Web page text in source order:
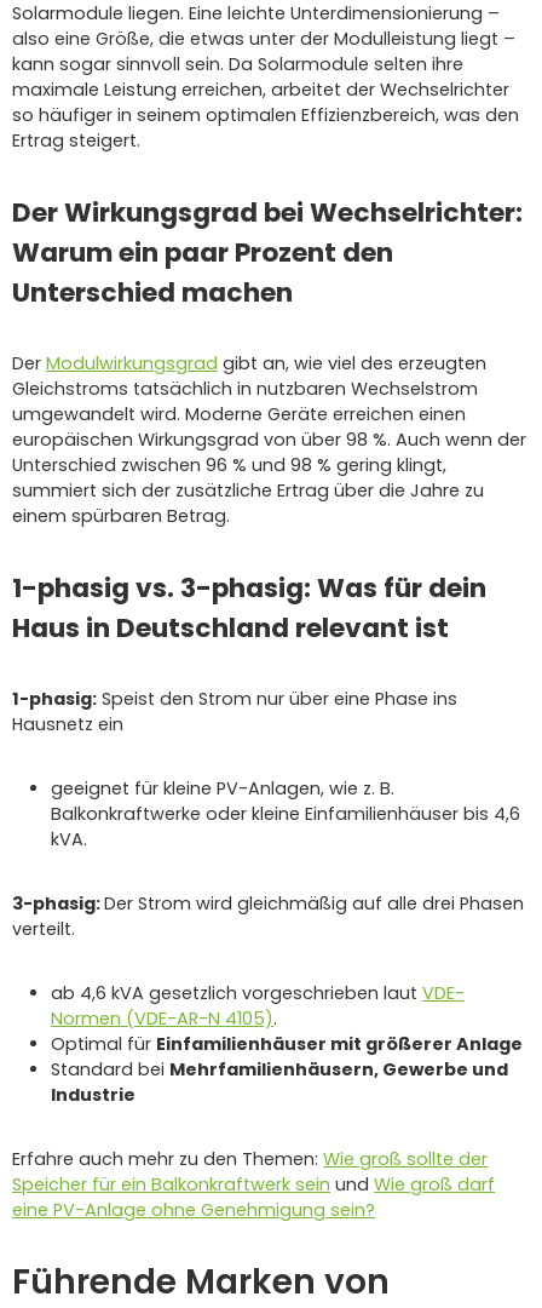
Solarmodule liegen. Eine leichte Unterdimensionierung –
also eine Größe, die etwas unter der Modulleistung liegt –
kann sogar sinnvoll sein. Da Solarmodule selten ihre
maximale Leistung erreichen, arbeitet der Wechselrichter
so häufiger in seinem optimalen Effizienzbereich, was den
Ertrag steigert.
Der Wirkungsgrad bei Wechselrichter:
Warum ein paar Prozent den
Unterschied machen
Der Modulwirkungsgrad gibt an, wie viel des erzeugten
Gleichstroms tatsächlich in nutzbaren Wechselstrom
umgewandelt wird. Moderne Geräte erreichen einen
europäischen Wirkungsgrad von über 98 %. Auch wenn der
Unterschied zwischen 96 % und 98 % gering klingt,
summiert sich der zusätzliche Ertrag über die Jahre zu
einem spürbaren Betrag.
1-phasig vs. 3-phasig: Was für dein
Haus in Deutschland relevant ist
1-phasig: Speist den Strom nur über eine Phase ins
Hausnetz ein
geeignet für kleine PV-Anlagen, wie z. B.
Balkonkraftwerke oder kleine Einfamilienhäuser bis 4,6
kVA.
3-phasig:Der Strom wird gleichmäßig auf alle drei Phasen
verteilt.
ab 4,6 kVA gesetzlich vorgeschrieben laut VDE-
Normen (VDE-AR-N 4105).
Optimal für Einfamilienhäuser mit größerer Anlage
Standard bei Mehrfamilienhäusern, Gewerbe und
Industrie
Erfahre auch mehr zu den Themen: Wie groß sollte der
Speicher für ein Balkonkraftwerk sein und Wie groß darf
eine PV-Anlage ohne Genehmigung sein?
Führende Marken von